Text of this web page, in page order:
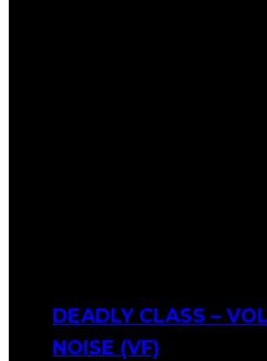
DEADLY CLASS –
NOISE (VF)